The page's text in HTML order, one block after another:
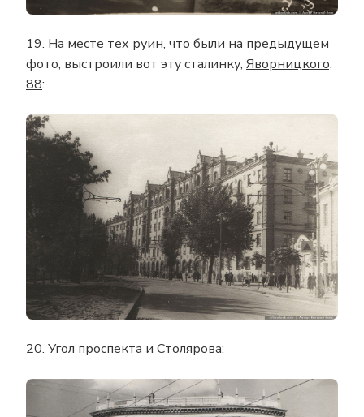
19. На месте тех руин, что были на предыдущем
фото, выстроили вот эту сталинку, Яворницкого,
88:
20. Угол проспекта и Столярова: